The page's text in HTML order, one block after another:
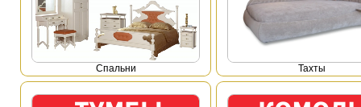
Спальни Тахты